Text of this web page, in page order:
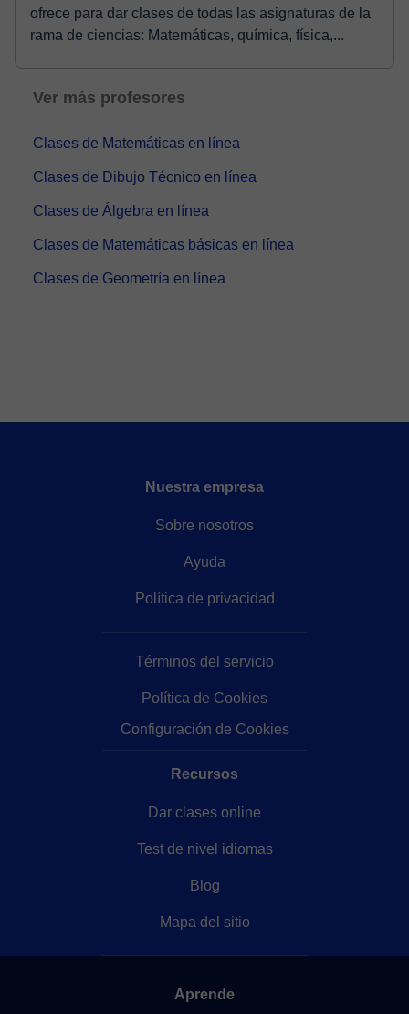
ofrece para dar clases de todas las asignaturas de la
rama de ciencias: Matemáticas, química, física,...
Ver más profesores
Clases de Matemáticas en línea
Clases de Dibujo Técnico en línea
Clases de Álgebra en línea
Clases de Matemáticas básicas en línea
Clases de Geometría en línea
Nuestra empresa
Sobre nosotros
Ayuda
Política de privacidad
Términos del servicio
Política de Cookies
Configuración de Cookies
Recursos
Dar clases online
Test de nivel idiomas
Blog
Mapa del sitio
Aprende